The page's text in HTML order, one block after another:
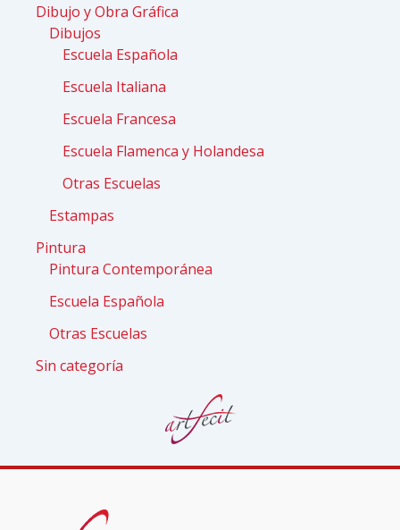
Dibujo y Obra Gráfica
Dibujos
Escuela Española
Escuela Italiana
Escuela Francesa
Escuela Flamenca y Holandesa
Otras Escuelas
Estampas
Pintura
Pintura Contemporánea
Escuela Española
Otras Escuelas
Sin categoría